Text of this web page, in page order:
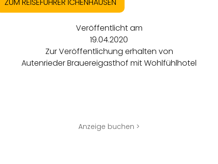
Veröffentlicht am
19.04.2020
Zur Veröffentlichung erhalten von
Autenrieder Brauereigasthof mit Wohlfühlhotel
Anzeige buchen >